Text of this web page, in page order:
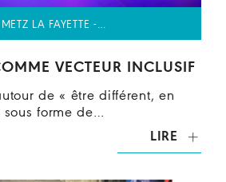
LA FAYETTE -…
VECTEUR INCLUSIF
de « être différent, en
forme de…
LIRE